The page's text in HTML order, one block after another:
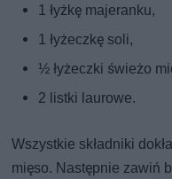
1 łyżkę majeranku,
1 łyżeczkę soli,
½ łyżeczki świeżo
2 listki laurowe.
Wszystkie składniki
mięso. Następnie zawiń